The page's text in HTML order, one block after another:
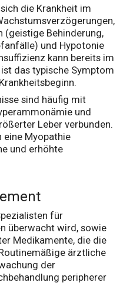
die Krankheit im
(geistige Behinderung,
und Hypotonie
kann bereits im
das typische Symptom
sind häufig mit
und
Leber verbunden.
eine Myopathie
und erhöhte
für
überwacht wird, sowie
Medikamente, die die
ärztliche
der
peripherer